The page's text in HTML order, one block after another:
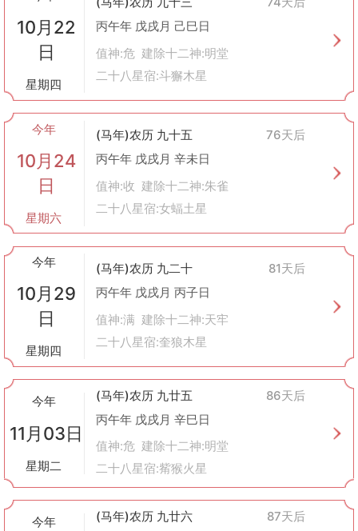
10月22
日
星期四
丙午年 戊戌月 己巳日
值神:危 建除十二神:明堂
二十八星宿:斗獬木星
今年
10月24
日
星期六
(马年)农历 九十五
76天后
丙午年 戊戌月 辛未日
值神:收 建除十二神:朱雀
二十八星宿:女蝠土星
今年
10月29
日
星期四
(马年)农历 九二十
81天后
丙午年 戊戌月 丙子日
值神:满 建除十二神:天牢
二十八星宿:奎狼木星
今年
11月03日
星期二
(马年)农历 九廿五
86天后
丙午年 戊戌月 辛巳日
值神:危 建除十二神:明堂
二十八星宿:觜猴火星
今年 (马年)农历 九廿六
87天后